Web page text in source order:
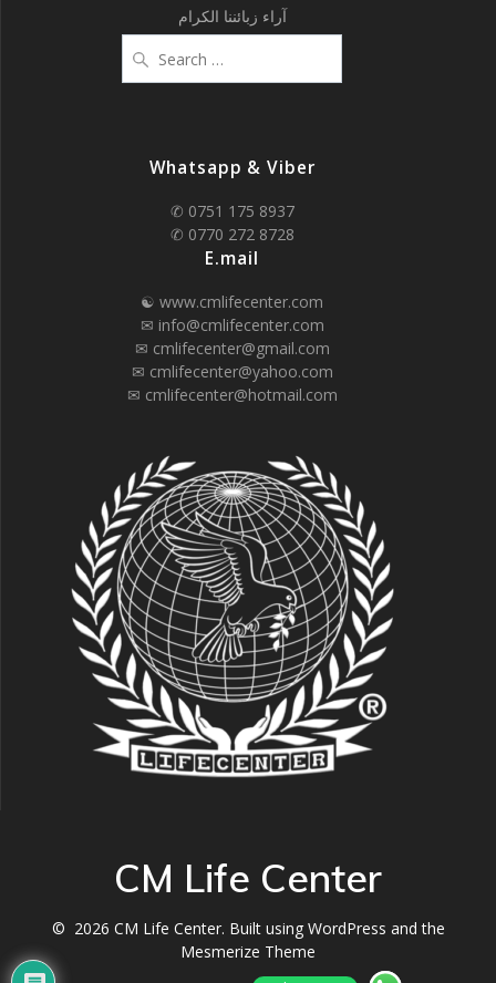
آراء زبائننا الكرام
for:
Whatsapp & Viber
✆ 0751 175 8937
✆ 0770 272 8728
E.mail
☯ www.cmlifecenter.com
✉ info@cmlifecenter.com
✉ cmlifecenter@gmail.com
✉ cmlifecenter@yahoo.com
✉ cmlifecenter@hotmail.com
CM Life Center
© 2026 CM Life Center. Built using WordPress and the
Mesmerize Theme